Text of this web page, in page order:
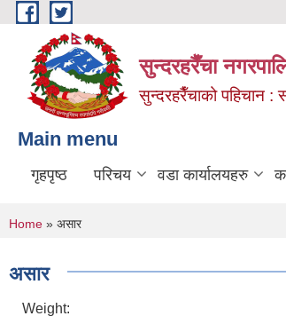
Skip to main content
सुन्दरहरैँचा
सुन्दरहरैँचाको पहिचान :
Main menu
गृहपृष्ठ परिचय वडा कार्यालयहरु
You are here
Home » असार
असार
Weight: